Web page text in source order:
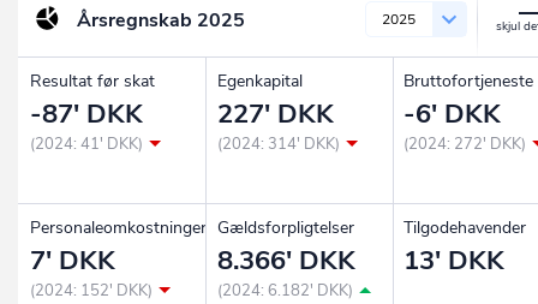
Årsregnskab 2025 2025
Resultat før skat
-87' DKK
(2024: 41' DKK)
Egenkapital
227' DKK
(2024: 314' DKK)
Bruttofortjeneste
-6' DKK
(2024: 272' DKK)
Personaleomkostninger
7' DKK
(2024: 152' DKK)
Gældsforpligtelser
8.366' DKK
(2024: 6.182' DKK)
Tilgodehavender
13' DKK